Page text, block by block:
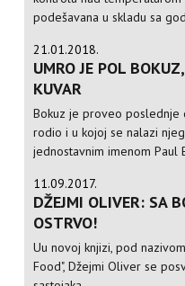
podešavana u skladu sa
21.01.2018.
UMRO JE POL
KUVAR
Bokuz je proveo poslednje
rodio i u kojoj se nalazi
jednostavnim imenom Paul
11.09.2017.
DŽEJMI OLIVER: SA
OSTRVO!
Uu novoj knjizi, pod
Food", Džejmi Oliver se